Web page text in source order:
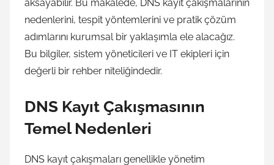
aksayabilir. Bu makalede, DNS kayıt çakışmalarının
nedenlerini, tespit yöntemlerini ve pratik çözüm
adımlarını kurumsal bir yaklaşımla ele alacağız.
Bu bilgiler, sistem yöneticileri ve IT ekipleri için
değerli bir rehber niteliğindedir.
DNS Kayıt Çakışmasının
Temel Nedenleri
DNS kayıt çakışmaları genellikle yönetim